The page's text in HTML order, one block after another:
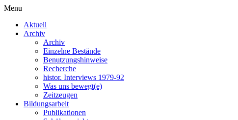
Menu
Aktuell
Archiv
Archiv
Einzelne Bestände
Benutzungshinweise
Recherche
histor. Interviews 1979-92
Was uns bewegt(e)
Zeitzeugen
Bildungsarbeit
Publikationen